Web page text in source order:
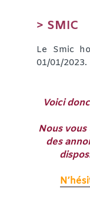
> SMIC
Le Smic
01/01/2023.
Voici
Nous
des